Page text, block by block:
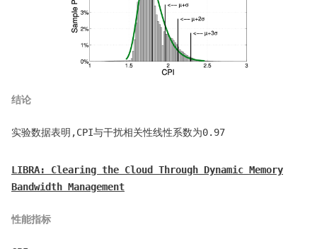
结论
实验数据表明,CPI与干扰相关性线性系数为0.97
LIBRA: Clearing the Cloud Through Dynamic Memory
Bandwidth Management
性能指标